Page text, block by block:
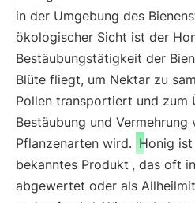
in der Umgebung des
ökologischer Sicht ist der
Bestäubungstätigkeit der
Blüte fliegt, um Nektar zu
Pollen transportiert und zum
Bestäubung und
Pflanzenarten wird. Honig
bekanntes Produkt , das oft
abgewertet oder als